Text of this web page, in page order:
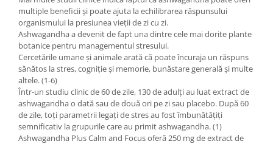
multiple beneficii și poate ajuta la echilibrarea răspunsului
organismului la presiunea vieții de zi cu zi.
Ashwagandha a devenit de fapt una dintre cele mai dorite plante
botanice pentru managementul stresului.
Cercetările umane și animale arată că poate încuraja un răspuns
sănătos la stres, cogniție și memorie, bunăstare generală și multe
altele. (1-6)
Într-un studiu clinic de 60 de zile, 130 de adulți au luat extract de
ashwagandha o dată sau de două ori pe zi sau placebo. După 60
de zile, toți parametrii legați de stres au fost îmbunătățiți
semnificativ la grupurile care au primit ashwagandha. (1)
Ashwagandha Plus Calm and Focus oferă 250 mg de extract de